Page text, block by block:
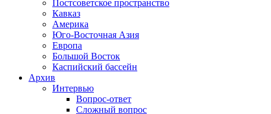
Постсоветское пространство
Кавказ
Америка
Юго-Восточная Азия
Европа
Большой Восток
Каспийский бассейн
Архив
Интервью
Вопрос-ответ
Сложный вопрос